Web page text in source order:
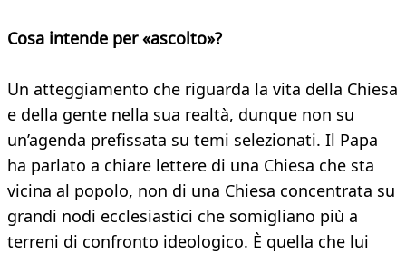
Cosa intende per «ascolto»?
Un atteggiamento che riguarda la vita della Chiesa
e della gente nella sua realtà, dunque non su
un’agenda prefissata su temi selezionati. Il Papa
ha parlato a chiare lettere di una Chiesa che sta
vicina al popolo, non di una Chiesa concentrata su
grandi nodi ecclesiastici che somigliano più a
terreni di confronto ideologico. È quella che lui